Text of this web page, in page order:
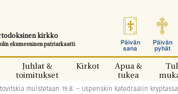
kirkko
ekumeeninen patriarkaatti
Päivän
sana
Päivän
pyhät
Juhlat &
toimitukset
Kirkot
Apua &
tukea
muistetaan 19.8. – Uspenskin katedraalin